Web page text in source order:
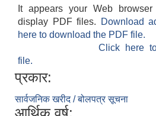
It appears your Web
display PDF files.
Download
here to download the PDF file.
Click here
file.
प्रकार:
सार्वजनिक खरीद / बोलपत्र सूचना